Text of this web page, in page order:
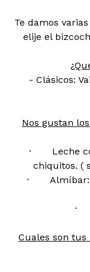
Te damos
elije el
- Clásicos:
Nos gustan
· Leche
chiquitos. (
· Almíbar:
·
Cuales son tus